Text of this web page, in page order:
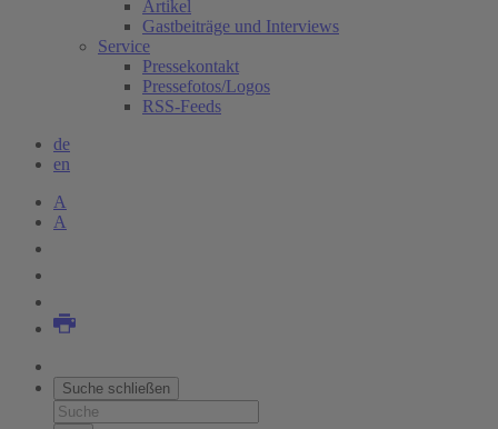
Artikel
Gastbeiträge und Interviews
Service
Pressekontakt
Pressefotos/Logos
RSS-Feeds
de
en
A
A
Suche schließen